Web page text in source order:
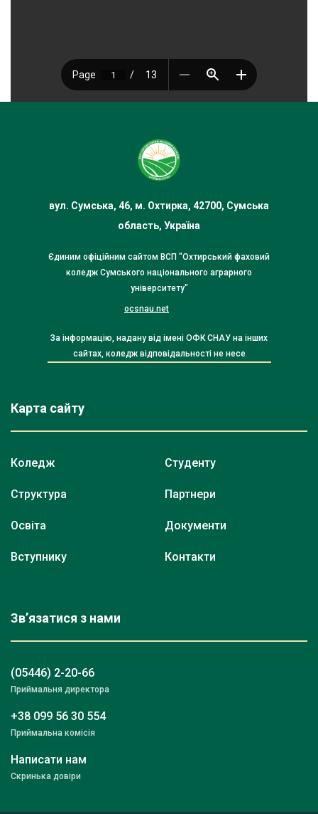
вул. Сумська, 46, м. Охтирка, 42700, Сумська
область, Україна
Єдиним офіційним сайтом ВСП "Охтирський фаховий
коледж Сумського національного аграрного
університету"
ocsnau.net
За інформацію, надану від імені ОФК СНАУ на інших
сайтах, коледж відповідальності не несе
Карта сайту
Коледж
Структура
Освіта
Вступнику
Студенту
Партнери
Документи
Контакти
Зв’язатися з нами
(05446) 2-20-66
Приймальня директора
+38 099 56 30 554
Приймальна комісія
Написати нам
Скринька довіри